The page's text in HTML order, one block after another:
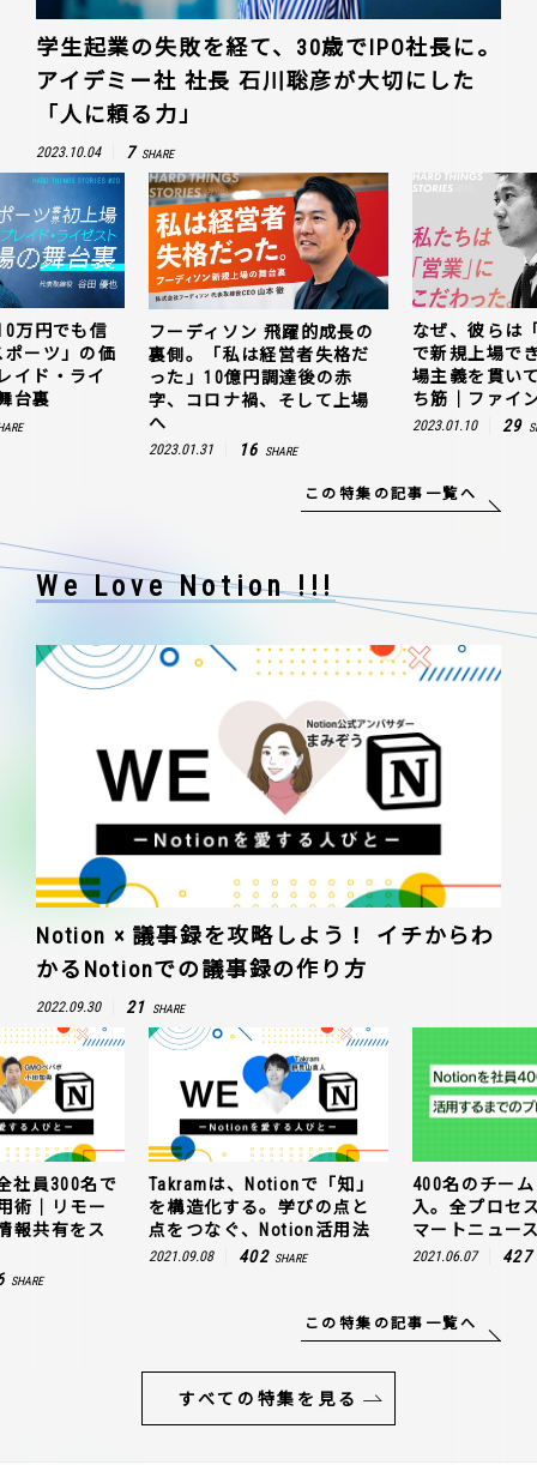
学生起業の失敗を経て、30歳でIPO社長に。
アイデミー社 社長 石川聡彦が大切にした
「人に頼る力」
2023.10.04 7 SHARE
万円でも信
ーツ」の価
イド・ライ
台裏
フーディソン 飛躍的成長の
裏側。「私は経営者失格だ
った」10億円調達後の赤
字、コロナ禍、そして上場
へ
2023.01.31 16 SHARE
なぜ、彼らは
で新規上場で
場主義を貫い
ち筋｜ファイ
2023.01.10 29
この特集の記事一覧へ
We Love Notion !!!
Notion × 議事録を攻略しよう！ イチからわ
かるNotionでの議事録の作り方
2022.09.30 21 SHARE
社員300名で
術｜リモー
報共有をス
SHARE
Takramは、Notionで「知」
を構造化する。学びの点と
点をつなぐ、Notion活用法
2021.09.08 402 SHARE
400名のチー
入。全プロセ
マートニュー
2021.06.07 427
この特集の記事一覧へ
すべての特集を見る